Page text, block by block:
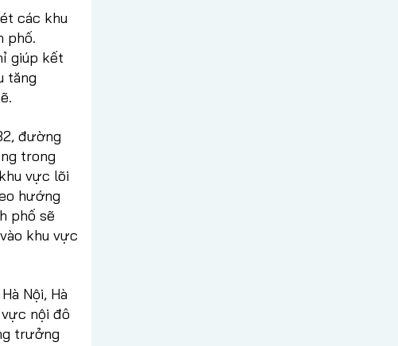
các khu
phố.
giúp kết
tăng
đường
trong
vực lõi
hướng
phố sẽ
khu vực
Nội, Hà
nội đô
trưởng